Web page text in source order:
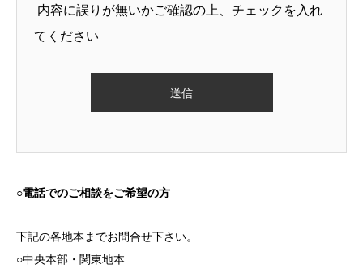
内容に誤りが無いかご確認の上、チェックを入れ
てください
○電話でのご相談をご希望の方
下記の各地本までお問合せ下さい。
○中央本部・関東地本